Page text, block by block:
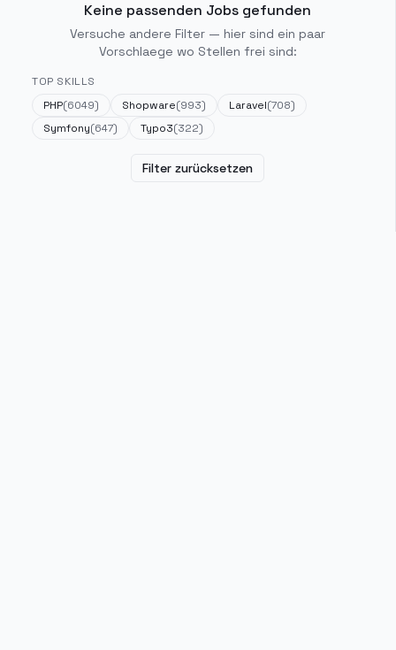
Keine passenden Jobs gefunden
Versuche andere Filter — hier sind ein paar
Vorschlaege wo Stellen frei sind:
TOP SKILLS
PHP(6049) Shopware(993) Laravel(708)
Symfony(647) Typo3(322)
Filter zurücksetzen